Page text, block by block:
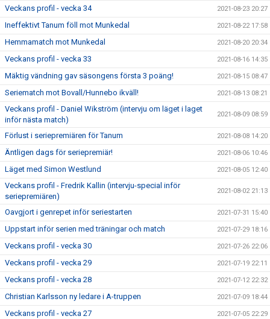
Veckans profil - vecka 34 2021-08-23 20:27
Ineffektivt Tanum föll mot Munkedal 2021-08-22 17:58
Hemmamatch mot Munkedal 2021-08-20 20:34
Veckans profil - vecka 33 2021-08-16 14:35
Mäktig vändning gav säsongens första 3 poäng! 2021-08-15 08:47
Seriematch mot Bovall/Hunnebo ikväll! 2021-08-13 08:21
Veckans profil - Daniel Wikström (intervju om läget i laget
inför nästa match)
2021-08-09 08:59
Förlust i seriepremiären för Tanum 2021-08-08 14:20
Äntligen dags för seriepremiär! 2021-08-06 10:46
Läget med Simon Westlund 2021-08-05 12:40
Veckans profil - Fredrik Kallin (intervju-special inför
seriepremiären)
2021-08-02 21:13
Oavgjort i genrepet inför seriestarten 2021-07-31 15:40
Uppstart inför serien med träningar och match 2021-07-29 18:16
Veckans profil - vecka 30 2021-07-26 22:06
Veckans profil - vecka 29 2021-07-19 22:11
Veckans profil - vecka 28 2021-07-12 22:32
Christian Karlsson ny ledare i A-truppen 2021-07-09 18:44
Veckans profil - vecka 27 2021-07-05 22:29